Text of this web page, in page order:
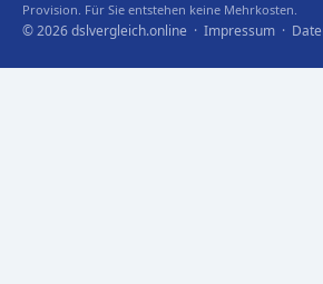
Provision. Für Sie entstehen keine Mehrkosten.
© 2026 dslvergleich.online · Impressum ·